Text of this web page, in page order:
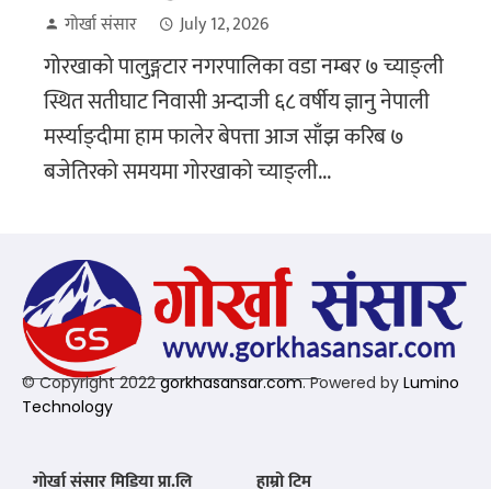
गोर्खा संसार July 12, 2026
गोरखाको पालुङ्गटार नगरपालिका वडा नम्बर ७ च्याङ्ली
स्थित सतीघाट निवासी अन्दाजी ६८ वर्षीय ज्ञानु नेपाली
मर्स्याङ्दीमा हाम फालेर बेपत्ता आज साँझ करिब ७
बजेतिरको समयमा गोरखाको च्याङ्ली...
© Copyright 2022gorkhasansar.com. Powered by Lumino
Technology
गोर्खा संसार मिडिया प्रा.लि हाम्रो टिम